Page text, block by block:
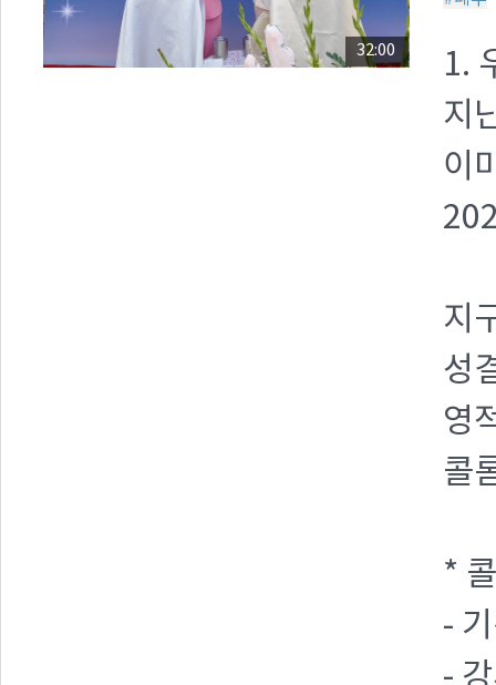
32:00
1.
지
이
지
성
영
콜
*
-